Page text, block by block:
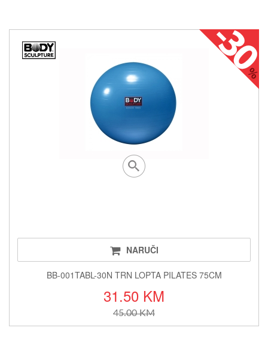
NARUČI
BB-001TABL-30N TRN LOPTA PILATES 75CM
31.50 KM
45.00 KM